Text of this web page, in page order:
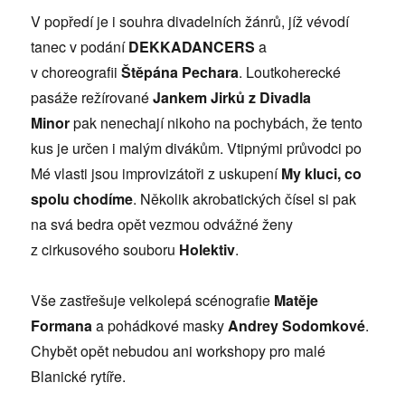
V popředí je i souhra divadelních žánrů, jíž vévodí
tanec v podáníDEKKADANCERS a
v choreografiiŠtěpána Pechara. Loutkoherecké
pasáže režírovanéJankem Jirků z Divadla
Minorpak nenechají nikoho na pochybách, že tento
kus je určen i malým divákům. Vtipnými průvodci po
Mé vlasti jsou improvizátoři z uskupeníMy kluci, co
spolu chodíme. Několik akrobatických čísel si pak
na svá bedra opět vezmou odvážné ženy
z cirkusového souboru Holektiv.
Vše zastřešuje velkolepá scénografie Matěje
Formanaa pohádkové maskyAndrey Sodomkové.
Chybět opět nebudou ani workshopy pro malé
Blanické rytíře.